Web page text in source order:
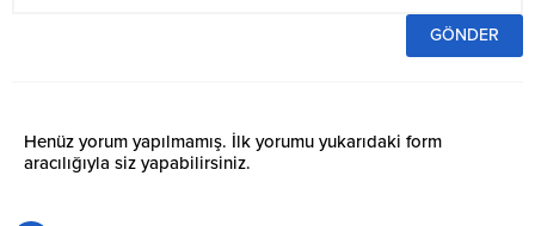
Henüz yorum yapılmamış. İlk yorumu yukarıdaki form
aracılığıyla siz yapabilirsiniz.